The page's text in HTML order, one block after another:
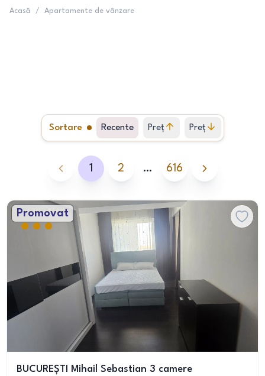
Acasă / Apartamente de vânzare
Sortare Recente Preț
crescător
Preț
descrescător
1 2 … 616
Promovat
BUCUREȘTI Mihail Sebastian 3 camere